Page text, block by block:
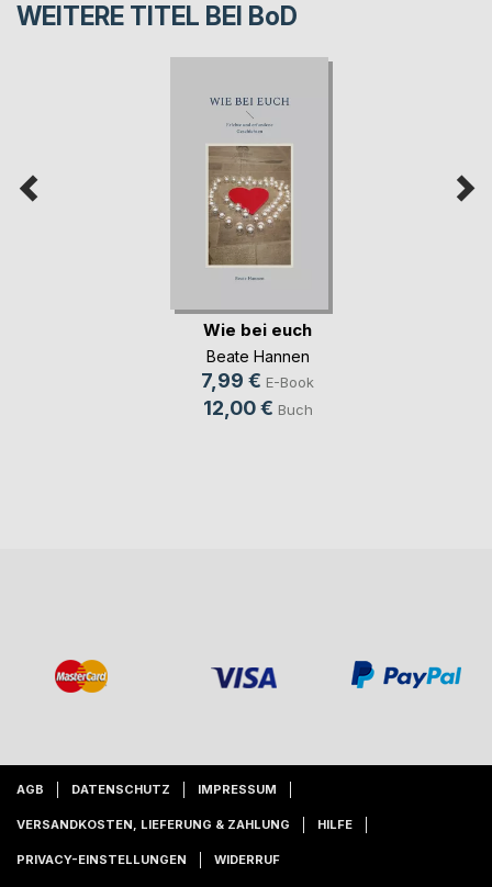
WEITERE TITEL BEI BoD
Wie bei euch
Beate Hannen
7,99 € E-Book
12,00 € Buch
AGB DATENSCHUTZ IMPRESSUM
VERSANDKOSTEN, LIEFERUNG & ZAHLUNG HILFE
PRIVACY-EINSTELLUNGEN WIDERRUF